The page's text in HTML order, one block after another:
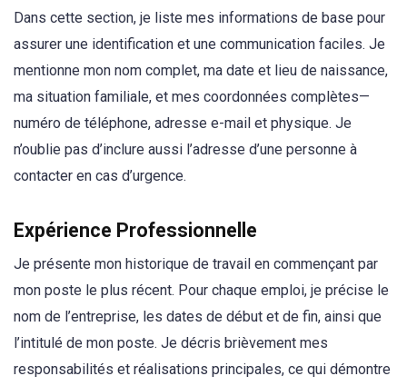
Dans cette section, je liste mes informations de base pour
assurer une identification et une communication faciles. Je
mentionne mon nom complet, ma date et lieu de naissance,
ma situation familiale, et mes coordonnées complètes—
numéro de téléphone, adresse e-mail et physique. Je
n’oublie pas d’inclure aussi l’adresse d’une personne à
contacter en cas d’urgence.
Expérience Professionnelle
Je présente mon historique de travail en commençant par
mon poste le plus récent. Pour chaque emploi, je précise le
nom de l’entreprise, les dates de début et de fin, ainsi que
l’intitulé de mon poste. Je décris brièvement mes
responsabilités et réalisations principales, ce qui démontre